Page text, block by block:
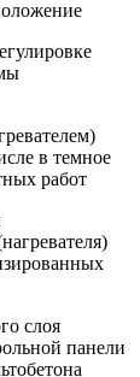
в темное
работ
слоя
панели